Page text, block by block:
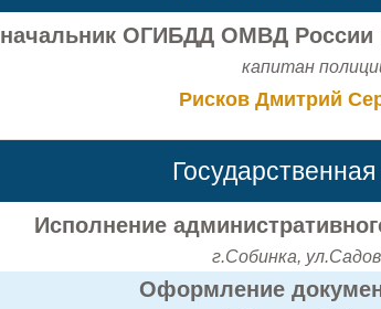
начальник ОГИБДД ОМВД России
капитан
Рисков Дмитрий
Исполнение
г.Собинка,
Оформление